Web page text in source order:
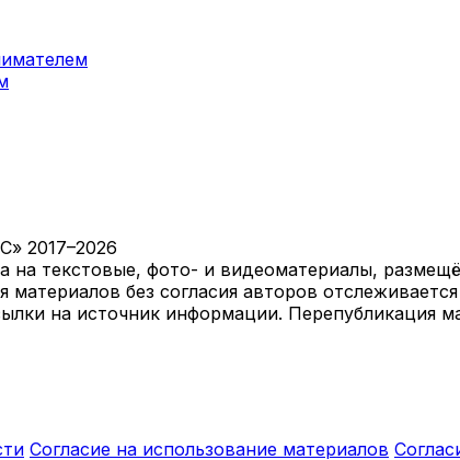
2017–2026
на текстовые, фото- и видеоматериалы,
без согласия авторов
на источник информации. Перепубликация
Согласие на использование материалов